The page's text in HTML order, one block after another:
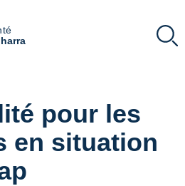
pour les
en situation